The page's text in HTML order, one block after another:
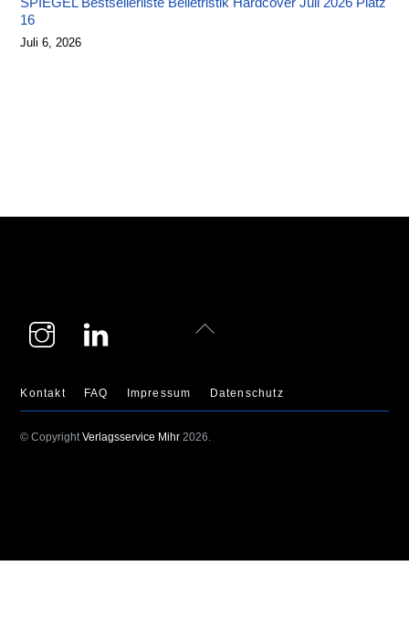
16
Juli 6, 2026
Back
Instagram
Kontakt FAQ Impressum Datenschutz
© CopyrightVerlagsservice Mihr 2026.